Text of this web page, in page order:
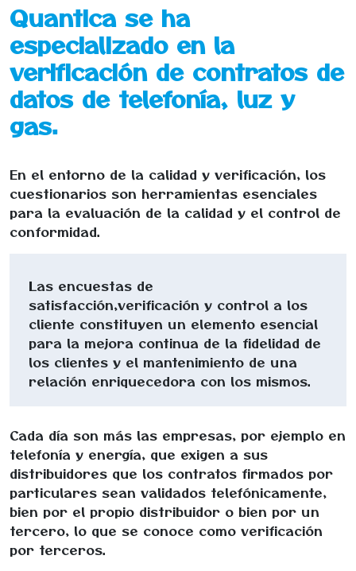
Quantica se ha
especializado en la
verificación de contratos de
datos de telefonía, luz y
gas.
En el entorno de la calidad y verificación, los
cuestionarios son herramientas esenciales
para la evaluación de la calidad y el control de
conformidad.
Las encuestas de
satisfacción,verificación y control a los
cliente constituyen un elemento esencial
para la mejora continua de la fidelidad de
los clientes y el mantenimiento de una
relación enriquecedora con los mismos.
Cada día son más las empresas, por ejemplo en
telefonía y energía, que exigen a sus
distribuidores que los contratos firmados por
particulares sean validados telefónicamente,
bien por el propio distribuidor o bien por un
tercero, lo que se conoce como verificación
por terceros.